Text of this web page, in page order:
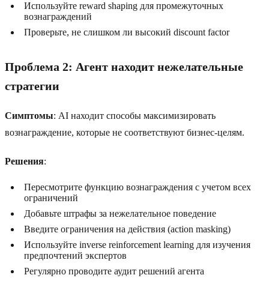
Используйте reward shaping для промежуточных
вознаграждений
Проверьте, не слишком ли высокий discount factor
Проблема 2: Агент находит нежелательные
стратегии
Симптомы: AI находит способы максимизировать
вознаграждение, которые не соответствуют бизнес-целям.
Решения:
Пересмотрите функцию вознаграждения с учетом всех
ограничений
Добавьте штрафы за нежелательное поведение
Введите ограничения на действия (action masking)
Используйте inverse reinforcement learning для изучения
предпочтений экспертов
Регулярно проводите аудит решений агента